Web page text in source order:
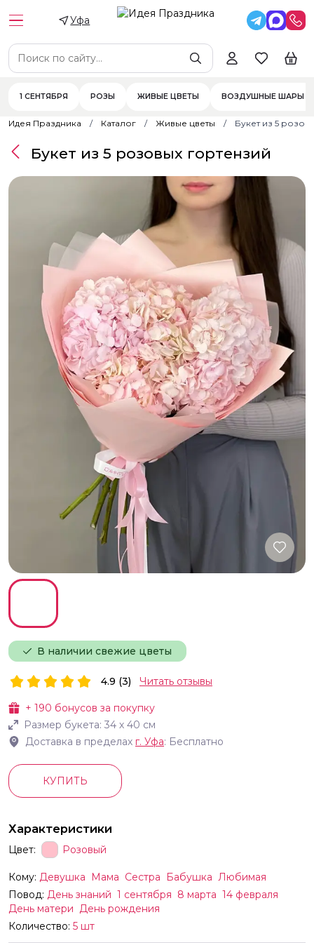
Уфа
1 СЕНТЯБРЯ РОЗЫ ЖИВЫЕ ЦВЕТЫ ВОЗДУШНЫЕ ШАРЫ
Идея Праздника Каталог Живые цветы Букет из 5
В наличии свежие цветы
Букет из 5 розовых гортензий
+ 190 бонусов за покупку
Размер букета: 34 х 40 см
Доставка в пределах г. Уфа: Бесплатно
4.9 (3) Читать отзывы
КУПИТЬ
Характеристики
Цвет: Розовый
Кому: Девушка Мама Сестра Бабушка Любимая
Повод: День знаний 1 сентября 8 марта 14 февраля
День матери День рождения
Количество: 5 шт